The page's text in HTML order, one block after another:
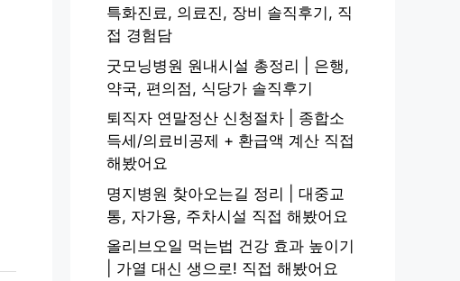
특화진료, 의료진, 장비 솔직후기, 직
접 경험담
굿모닝병원 원내시설 총정리 | 은행,
약국, 편의점, 식당가 솔직후기
퇴직자 연말정산 신청절차 | 종합소
득세/의료비공제 + 환급액 계산 직접
해봤어요
명지병원 찾아오는길 정리 | 대중교
통, 자가용, 주차시설 직접 해봤어요
올리브오일 먹는법 건강 효과 높이기
| 가열 대신 생으로! 직접 해봤어요